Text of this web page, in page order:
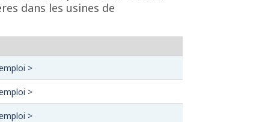
dans les usines de
>
>
>